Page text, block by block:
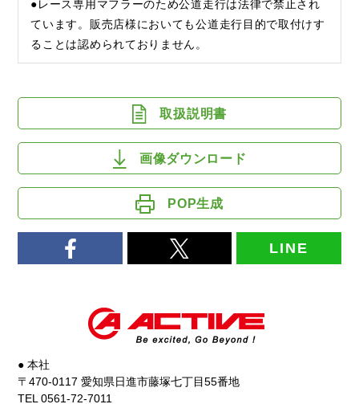
●レース専用マフラーのため公道走行は法律で禁止され
ています。販売店様においても公道走行目的で取付けす
ることは認められておりません。
取扱説明書
画像ダウンロード
POP生成
LINE
● 本社
〒470-0117 愛知県日進市藤塚七丁目55番地
TEL 0561-72-7011